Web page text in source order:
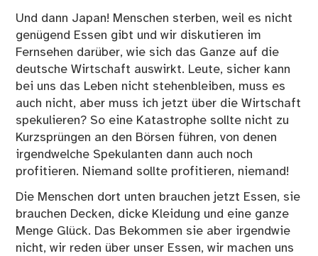
Und dann Japan! Menschen sterben, weil es nicht
genügend Essen gibt und wir diskutieren im
Fernsehen darüber, wie sich das Ganze auf die
deutsche Wirtschaft auswirkt. Leute, sicher kann
bei uns das Leben nicht stehenbleiben, muss es
auch nicht, aber muss ich jetzt über die Wirtschaft
spekulieren? So eine Katastrophe sollte nicht zu
Kurzsprüngen an den Börsen führen, von denen
irgendwelche Spekulanten dann auch noch
profitieren. Niemand sollte profitieren, niemand!
Die Menschen dort unten brauchen jetzt Essen, sie
brauchen Decken, dicke Kleidung und eine ganze
Menge Glück. Das Bekommen sie aber irgendwie
nicht, wir reden über unser Essen, wir machen uns